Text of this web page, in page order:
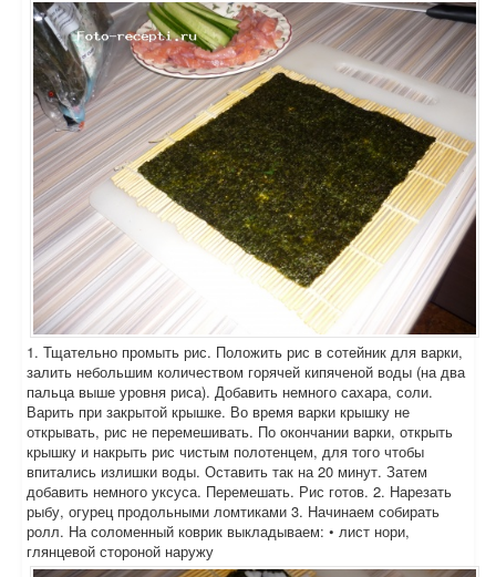
1. Тщательно промыть рис. Положить рис в сотейник для варки,
залить небольшим количеством горячей кипяченой воды (на два
пальца выше уровня риса). Добавить немного сахара, соли.
Варить при закрытой крышке. Во время варки крышку не
открывать, рис не перемешивать. По окончании варки, открыть
крышку и накрыть рис чистым полотенцем, для того чтобы
впитались излишки воды. Оставить так на 20 минут. Затем
добавить немного уксуса. Перемешать. Рис готов. 2. Нарезать
рыбу, огурец продольными ломтиками 3. Начинаем собирать
ролл. На соломенный коврик выкладываем: • лист нори,
глянцевой стороной наружу